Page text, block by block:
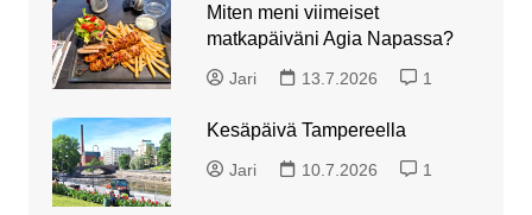
Miten meni viimeiset
matkapäiväni Agia Napassa?
Jari 13.7.2026 1
Kesäpäivä Tampereella
Jari 10.7.2026 1